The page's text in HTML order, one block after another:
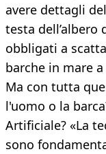
avere dettagli
testa dell’albero
obbligati a
barche in mare
Ma con tutta
l'uomo o la
Artificiale? «La
sono